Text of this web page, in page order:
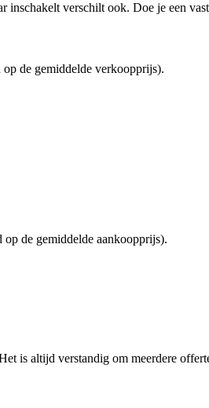
verschilt ook. Doe je een
op de gemiddelde verkoopprijs).
op de gemiddelde aankoopprijs).
is altijd verstandig om meerdere